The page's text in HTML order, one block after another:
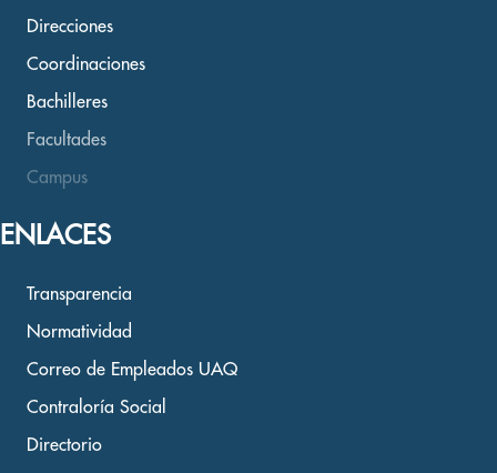
Direcciones
Coordinaciones
Bachilleres
Facultades
Campus
ENLACES
Transparencia
Normatividad
Correo de Empleados UAQ
Contraloría Social
Directorio